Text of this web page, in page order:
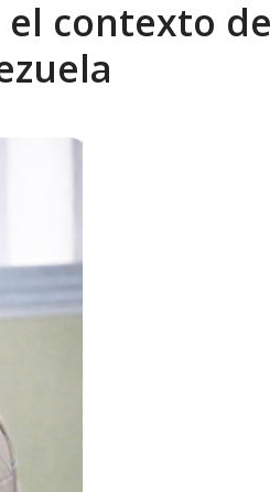
en... AGOSTO 7, 2026
el contexto